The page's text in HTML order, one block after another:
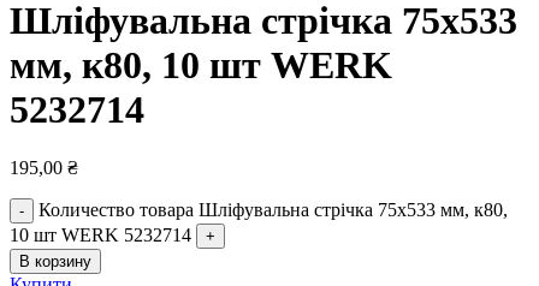
Шліфувальна стрічка 75х533
мм, к80, 10 шт WERK
5232714
195,00 ₴
Количество товара Шліфувальна стрічка 75х533 мм, к80,
10 шт WERK 5232714
В корзину